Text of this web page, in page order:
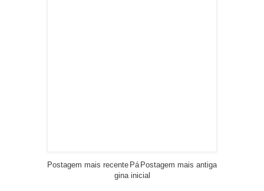
Postagem mais recente Postagem mais antiga
Pá
gina inicial